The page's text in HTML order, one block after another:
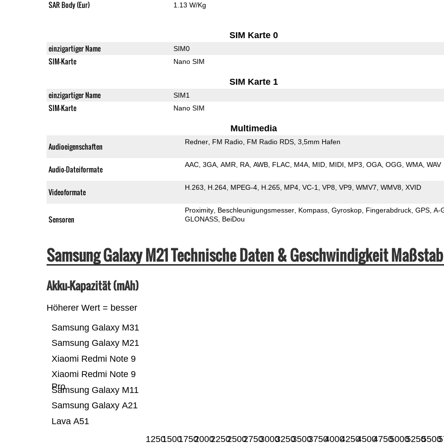
SAR Body (Eur) 1.13 W/Kg
SIM Karte 0
einzigartiger Name SIM0
SIM-Karte Nano SIM
SIM Karte 1
einzigartiger Name SIM1
SIM-Karte Nano SIM
Multimedia
Audioeigenschaften Redner FM Radio FM Radio RDS 3,5mm Hafen
Audio-Dateiformate AAC 3GA AMR RA AWB FLAC M4A MID MIDI MP3 OGA OGG WMA WAV
Videoformate H.263 H.264 MPEG-4 H.265 MP4 VC-1 VP8 VP9 WMV7 WMV8 XVID
Sensoren
Proximity Beschleunigungsmesser Kompass Gyroskop Fingerabdruck GPS A-
GLONASS BeiDou
Samsung Galaxy M21 Technische Daten & Geschwindigkeit Maßstab
Akku-Kapazität (mAh)
Höherer Wert = besser
Lava A51
Samsung Galaxy A21
Samsung Galaxy M11
Xiaomi Redmi Note 9
Pro
Xiaomi Redmi Note 9
Samsung Galaxy M21
Samsung Galaxy M31
125015001750200022502500275030003250350037504000425045004750500052505500